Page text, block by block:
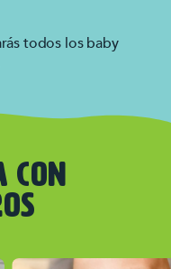
todos los baby
CON